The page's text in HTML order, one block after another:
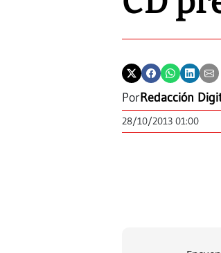
PorRedacción
28/10/2013 01:00